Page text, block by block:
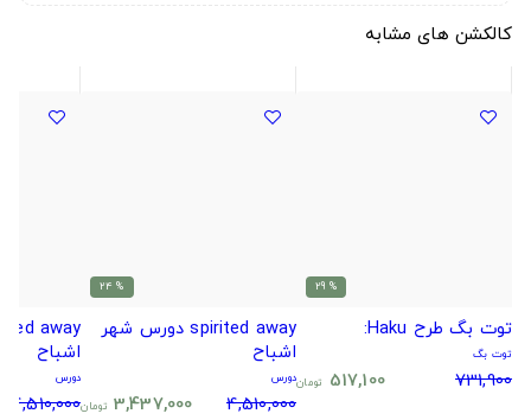
کالکشن های مشابه
% 29
توت بگ طرح Haku:
توت بگ
731,900
517,100 تومان
% 24
spirited away دورس شهر
اشباح
دورس
4,510,000
3,437,000 تومان
اشباح
دورس
4,510,000